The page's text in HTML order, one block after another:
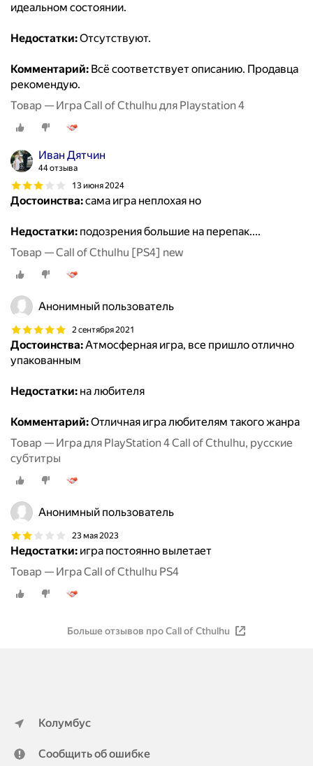
идеальном состоянии.
Недостатки:Отсутствуют.
Комментарий: Всё соответствует описанию. Продавца
рекомендую.
Товар — Игра Call of Cthulhu для Playstation 4
Иван Дятчин
44 отзыва
13 июня 2024
Достоинства:сама игра неплохая но
Недостатки: подозрения большие на перепак....
Товар — Call of Cthulhu [PS4] new
Анонимный пользователь
2 сентября 2021
Достоинства:Атмосферная игра, все пришло отлично
упакованным
Недостатки: на любителя
Комментарий:Отличная игра любителям такого жанра
Товар — Игра для PlayStation 4 Call of Cthulhu, русские
субтитры
Анонимный пользователь
23 мая 2023
Недостатки: игра постоянно вылетает
Товар — Игра Call of Cthulhu PS4
Больше отзывов про Call of Cthulhu
Колумбус
Сообщить об ошибке